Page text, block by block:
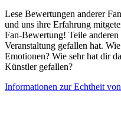
Lese Bewertungen anderer
und uns ihre Erfahrung
Fan-Bewertung! Teile
Veranstaltung gefallen hat.
Emotionen? Wie sehr hat dir
Künstler gefallen?
Informationen zur Echtheit